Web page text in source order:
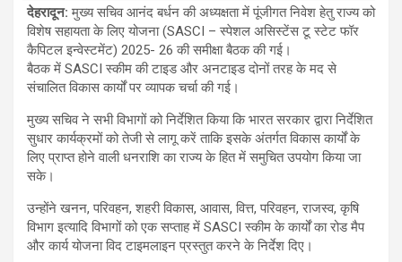
देहरादून: मुख्य सचिव आनंद बर्धन की अध्यक्षता में पूंजीगत निवेश हेतु राज्य को
विशेष सहायता के लिए योजना (SASCI – स्पेशल असिस्टेंस टू स्टेट फॉर
कैपिटल इन्वेस्टमेंट) 2025- 26 की समीक्षा बैठक की गई।
बैठक में SASCI स्कीम की टाइड और अनटाइड दोनों तरह के मद से
संचालित विकास कार्यों पर व्यापक चर्चा की गई।
मुख्य सचिव ने सभी विभागों को निर्देशित किया कि भारत सरकार द्वारा निर्देशित
सुधार कार्यक्रमों को तेजी से लागू करें ताकि इसके अंतर्गत विकास कार्यों के
लिए प्राप्त होने वाली धनराशि का राज्य के हित में समुचित उपयोग किया जा
सके।
उन्होंने खनन, परिवहन, शहरी विकास, आवास, वित्त, परिवहन, राजस्व, कृषि
विभाग इत्यादि विभागों को एक सप्ताह में SASCI स्कीम के कार्यों का रोड मैप
और कार्य योजना विद टाइमलाइन प्रस्तुत करने के निर्देश दिए।